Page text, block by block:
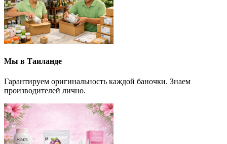
Мы в Таиланде
Гарантируем оригинальность каждой баночки. Знаем
производителей лично.